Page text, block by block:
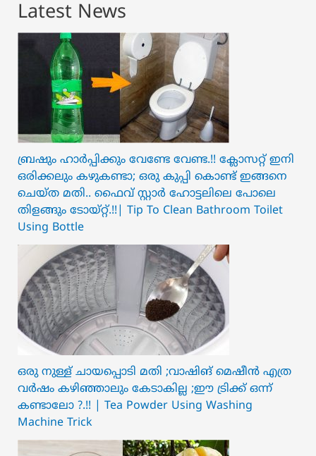
Latest News
ബ്രഷും ഹാർപ്പിക്കും വേണ്ടേ വേണ്ട.!! ക്ലോസറ്റ് ഇനി
ഒരിക്കലും കഴുകണ്ടാ; ഒരു കുപ്പി കൊണ്ട് ഇങ്ങനെ
ചെയ്ത മതി.. ഫൈവ് സ്റ്റാർ ഹോട്ടലിലെ പോലെ
തിളങ്ങും ടോയ്റ്റ്.!!| Tip To Clean Bathroom Toilet
Using Bottle
ഒരു നുള്ള് ചായപ്പൊടി മതി ;വാഷിങ് മെഷീൻ എത്ര
വർഷം കഴിഞ്ഞാലും കേടാകില്ല ;ഈ ട്രിക്ക് ഒന്ന്
കണ്ടാലോ ?.!! | Tea Powder Using Washing
Machine Trick